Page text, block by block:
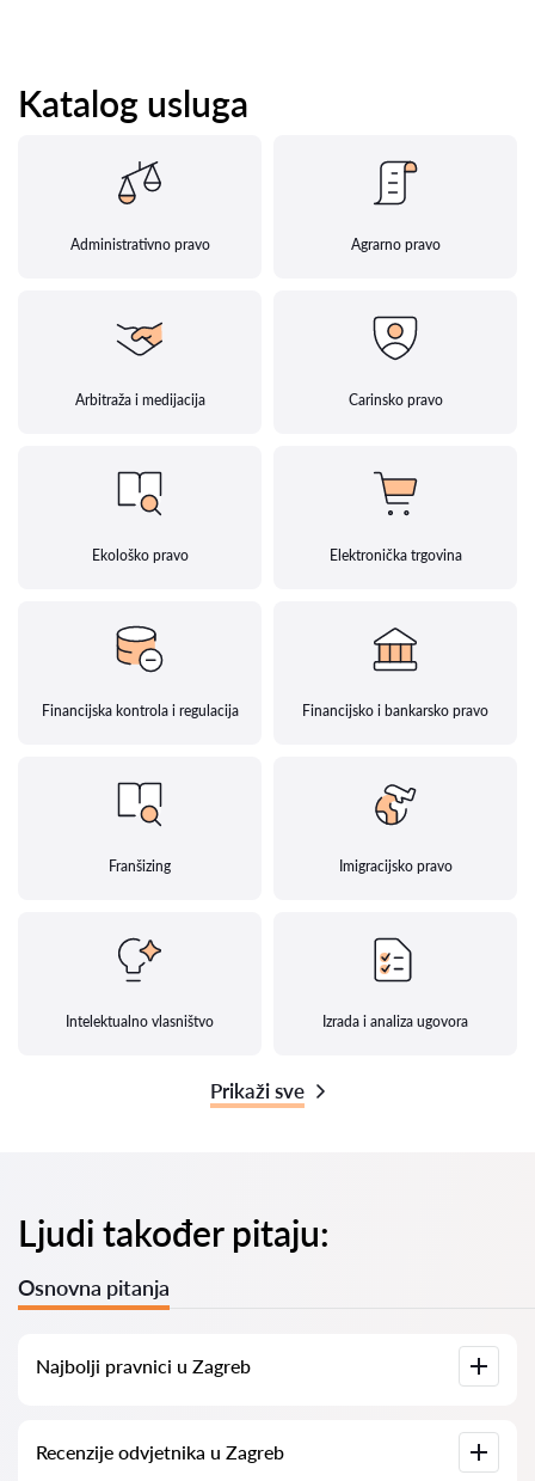
Katalog usluga
Administrativno pravo Agrarno pravo
Arbitraža i medijacija Carinsko pravo
Ekološko pravo Elektronička trgovina
Financijska kontrola i regulacija Financijsko i bankarsko pravo
Franšizing Imigracijsko pravo
Intelektualno vlasništvo Izrada i analiza ugovora
Prikaži sve
Ljudi također pitaju:
Osnovna pitanja
Najbolji pravnici u Zagreb
informacijama. Cijene, recenzije, telefonski brojevi i adrese.
Recenzije odvjetnika u Zagreb